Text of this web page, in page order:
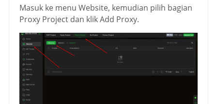
Masuk ke menu Website, kemudian pilih bagian
Proxy Project dan klik Add Proxy.